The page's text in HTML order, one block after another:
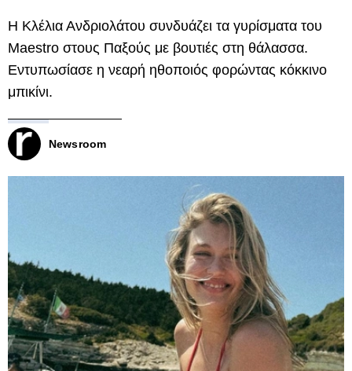
Η Κλέλια Ανδριολάτου συνδυάζει τα γυρίσματα του
Maestro στους Παξούς με βουτιές στη θάλασσα.
Εντυπωσίασε η νεαρή ηθοποιός φορώντας κόκκινο
μπικίνι.
Newsroom